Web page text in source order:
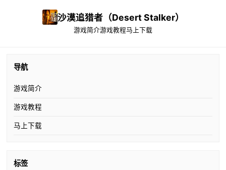
沙漠追猎者（Desert Stalker）
游戏简介游戏教程马上下载
导航
游戏简介
游戏教程
马上下载
标签